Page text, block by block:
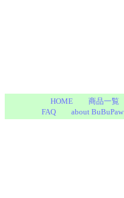
HOME 商品一覧
FAQ
about BuBuPaw